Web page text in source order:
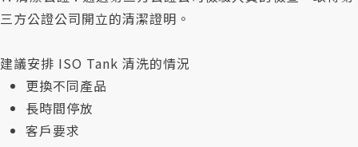
三方公證公司開立的清潔證明。
建議安排 ISO Tank 清洗的情況
更換不同產品
長時間停放
客戶要求